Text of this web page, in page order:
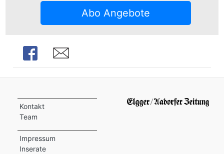
Abo Angebote
Share Share
Kontakt
Team
Impressum
Inserate